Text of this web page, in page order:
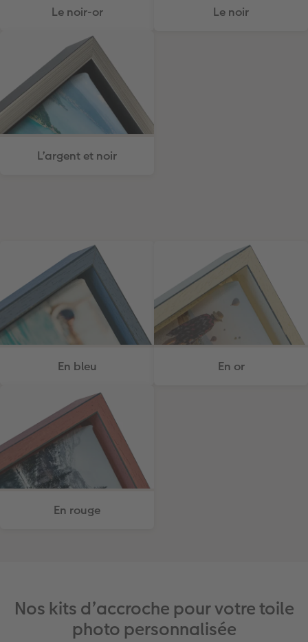
Le noir-or Le noir
L’argent et noir
En bleu En or
En rouge
Nos kits d’accroche pour votre toile
photo personnalisée